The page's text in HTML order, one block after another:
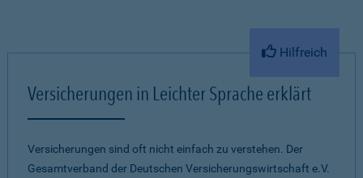
Hilfreich
Versicherungen in Leichter Sprache erklärt
Versicherungen sind oft nicht einfach zu verstehen. Der
Gesamtverband der Deutschen Versicherungswirtschaft e.V.